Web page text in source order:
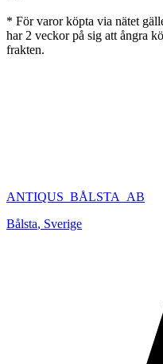
* För varor köpta via nätet
har 2 veckor på sig att ångra
frakten.
ANTIQUS_BÅLSTA_AB
Bålsta, Sverige